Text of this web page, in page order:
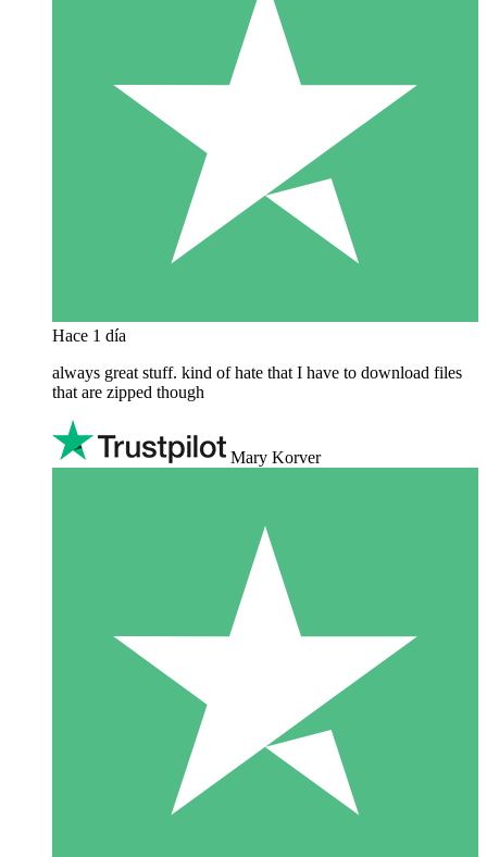
Hace 1 día
always great stuff. kind of hate that I have to download files
that are zipped though
Mary Korver